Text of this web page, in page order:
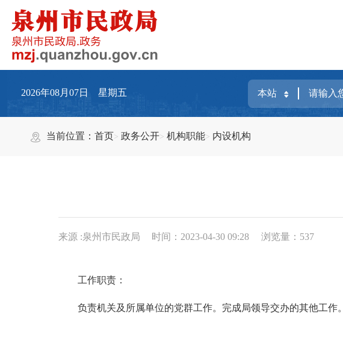
2026年08月07日 星期五
当前位置：首页 政务公开 机构职能 内设机构
来源 :泉州市民政局 时间：2023-04-30 09:28 浏览量： 537
工作职责：
负责机关及所属单位的党群工作。完成局领导交办的其他工作。